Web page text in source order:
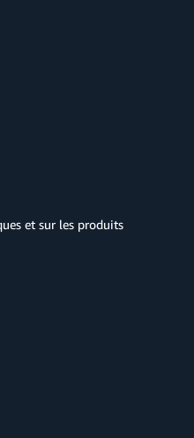
et sur les produits